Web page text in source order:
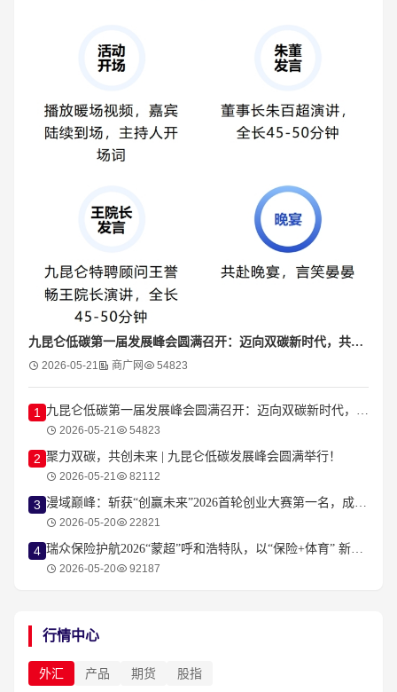
九昆仑低碳第一届发展峰会圆满召开：迈向双碳新时代，共创低碳新生态
2026-05-21 商广网 54823
1 九昆仑低碳第一届发展峰会圆满召开：迈向双碳新时代，共创低碳新生态
2026-05-21 54823
2 聚力双碳，共创未来 | 九昆仑低碳发展峰会圆满举行！
2026-05-21 82112
3 漫域巅峰：斩获“创赢未来”2026首轮创业大赛第一名，成为耀眼的明星项目
2026-05-20 22821
4 瑞众保险护航2026“蒙超”呼和浩特队，以“保险+体育” 新范式守护城市荣耀！
2026-05-20 92187
行情中心
外汇 产品 期货 股指